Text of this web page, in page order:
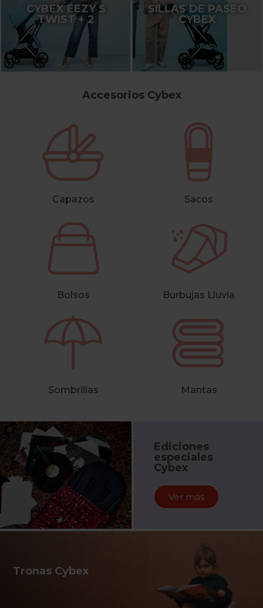
CYBEX EEZY S
TWIST + 2
SILLAS DE PASEO
CYBEX
Accesorios Cybex
Capazos Sacos
Bolsos Burbujas Lluvia
Sombrillas Mantas
Ediciones
especiales
Cybex
Ver más
Tronas Cybex